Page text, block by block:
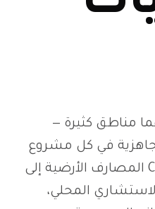
مناطق كثيرة —
جاهزية في كل مشروع
فندق أو مستشفى. يستعرض هذا الدليل كيف يورّد CopperMaster المصارف الأرضية إلى
المحلي،